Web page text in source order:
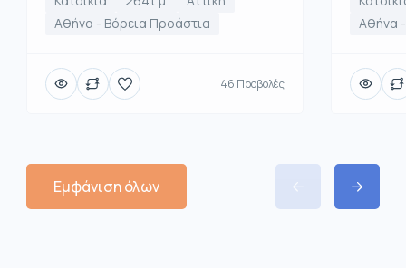
Αθήνα - Βόρεια Προάστια
46 Προβολές
Αθήνα
Εμφάνιση όλων